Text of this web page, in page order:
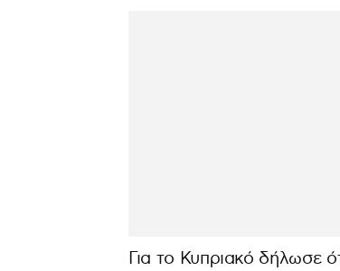
Για το Κυπριακό δήλωσε